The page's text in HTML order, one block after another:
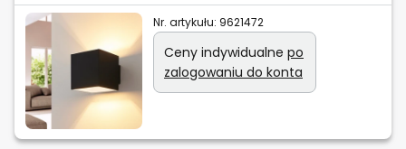
Nr. artykułu: 9621472
Ceny indywidualne po
zalogowaniu do konta